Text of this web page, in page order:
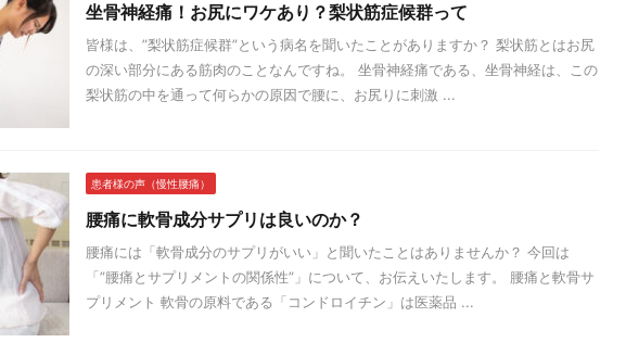
坐骨神経痛！お尻にワケあり？梨状筋症候群って
皆様は、”梨状筋症候群”という病名を聞いたことがありますか？ 梨状筋とはお尻
の深い部分にある筋肉のことなんですね。 坐骨神経痛である、坐骨神経は、この
梨状筋の中を通って何らかの原因で腰に、お尻りに刺激 ...
患者様の声（慢性腰痛）
腰痛に軟骨成分サプリは良いのか？
腰痛には「軟骨成分のサプリがいい」と聞いたことはありませんか？ 今回は
「”腰痛とサプリメントの関係性”」について、お伝えいたします。 腰痛と軟骨サ
プリメント 軟骨の原料である「コンドロイチン」は医薬品 ...